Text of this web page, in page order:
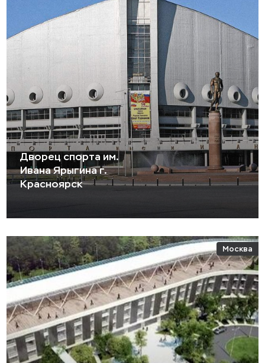
Дворец спорта им.
Ивана Ярыгина г.
Красноярск
Москва